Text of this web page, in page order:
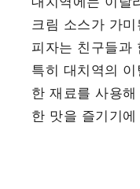
크림 소스가 가
피자는 친구들과
특히 대치역의
한 재료를 사용
한 맛을 즐기기